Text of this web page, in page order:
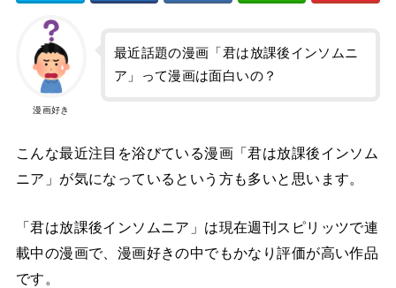
漫画好き
最近話題の漫画「君は放課後インソムニ
ア」って漫画は面白いの？
こんな最近注目を浴びている漫画「君は放課後インソム
ニア」が気になっているという方も多いと思います。
「君は放課後インソムニア」は現在週刊スピリッツで連
載中の漫画で、漫画好きの中でもかなり評価が高い作品
です。